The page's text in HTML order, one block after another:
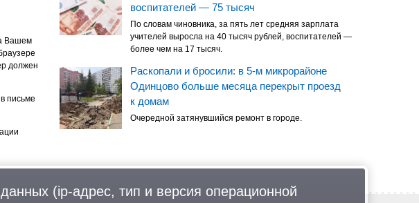
Вашем
должен
письме
воспитателей — 75 тысяч
По словам чиновника, за пять лет средняя зарплата
учителей выросла на 40 тысяч рублей, воспитателей —
более чем на 17 тысяч.
Раскопали и бросили: в 5-м микрорайоне
Одинцово больше месяца перекрыт проезд
к домам
Очередной затянувшийся ремонт в городе.
(ip-адрес, тип и версия операционной